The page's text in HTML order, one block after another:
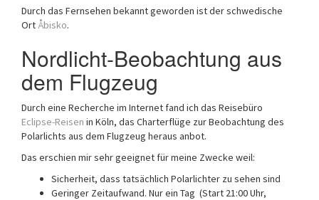
Durch das Fernsehen bekannt geworden ist der schwedische
OrtÅbisko.
Nordlicht-Beobachtung aus
dem Flugzeug
Durch eine Recherche im Internet fand ich das Reisebüro
Eclipse-Reisen in Köln, das Charterflüge zur Beobachtung des
Polarlichts aus dem Flugzeug heraus anbot.
Das erschien mir sehr geeignet für meine Zwecke weil:
Sicherheit, dass tatsächlich Polarlichter zu sehen sind
Geringer Zeitaufwand. Nur ein Tag (Start 21:00 Uhr,